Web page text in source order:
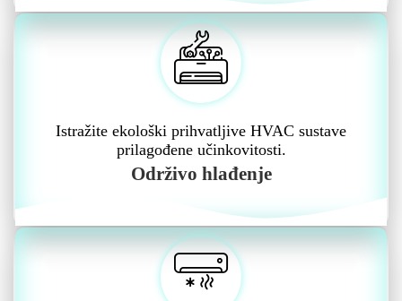
Istražite ekološki prihvatljive HVAC sustave
prilagođene učinkovitosti.
Održivo hlađenje